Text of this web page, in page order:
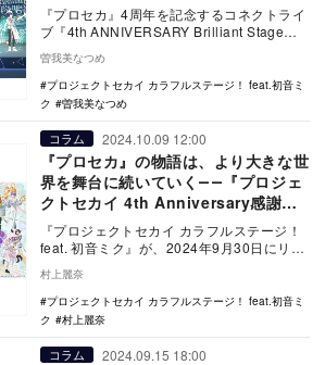
Stage』レポート
『プロセカ』4周年を記念するコネクトライ
ブ『4th ANNIVERSARY Brilliant Stage』
が10月6日にゲーム…
曽我美なつめ
プロジェクトセカイ カラフルステージ！ feat.初音ミ
ク
曽我美なつめ
コラム 2024.10.09 12:00
『プロセカ』の物語は、より大きな世
界を舞台に続いていく――『プロジェ
クトセカイ 4th Anniversary感謝
祭』レポート
『プロジェクトセカイ カラフルステージ！
feat. 初音ミク』が、2024年9月30日にリリ
村上麗奈
プロジェクトセカイ カラフルステージ！ feat.初音ミ
ク
村上麗奈
コラム 2024.09.15 18:00